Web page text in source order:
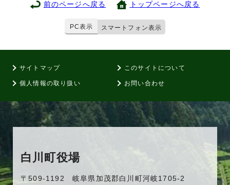
前のページへ戻る トップページへ戻る
PC表示 スマートフォン表示
サイトマップ このサイトについて
個人情報の取り扱い お問い合わせ
白川町役場
〒509-1192 岐阜県加茂郡白川町河岐1705-2